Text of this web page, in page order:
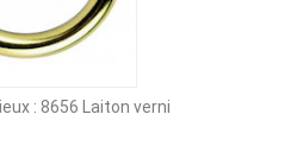
: 8656 Laiton verni